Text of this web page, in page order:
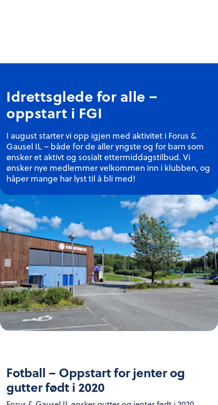
Idrettsglede for alle –
oppstart i FGI
I august starter vi opp igjen med aktivitet i Forus &
Gausel IL – både for de aller yngste og for barn som
ønsker et aktivt og sosialt ettermiddagstilbud. Vi
ønsker nye medlemmer velkommen inn i klubben, og
håper mange har lyst til å bli med!
Fotball – Oppstart for jenter og
gutter født i 2020